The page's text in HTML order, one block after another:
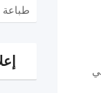
طباعة